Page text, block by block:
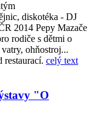
diskotéka - DJ
2014 Pepy Mazače
rodiče s dětmi o
ohňostroj...
restaurací. celý text
"O